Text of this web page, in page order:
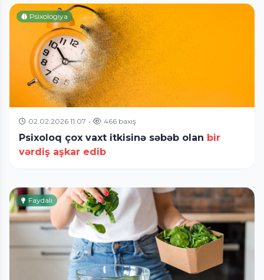
Psixologiya
02.02.2026 11:07 • 466 baxış
Psixoloq çox vaxt itkisinə səbəb olan bir
vərdiş aşkar edib
Faydalı